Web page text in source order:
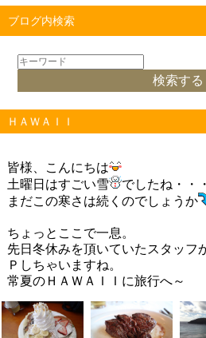
ブログ内検索
ＨＡＷＡＩＩ
皆様、こんにちは
土曜日はすごい雪
でしたね・・
まだこの寒さは続くのでしょうか
ちょっとここで一息。
先日冬休みを頂いていたスタッフ
Ｐしちゃいますね。
常夏のＨＡＷＡＩＩに旅行へ～